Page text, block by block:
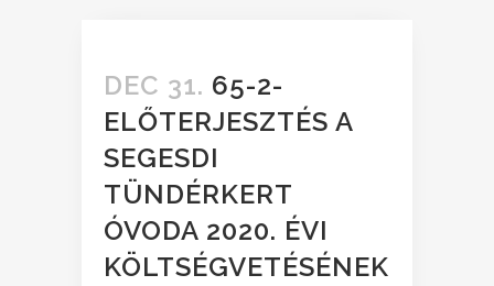
DEC 31. 65-2-
ELŐTERJESZTÉS A
SEGESDI
TÜNDÉRKERT
ÓVODA 2020. ÉVI
KÖLTSÉGVETÉSÉNEK